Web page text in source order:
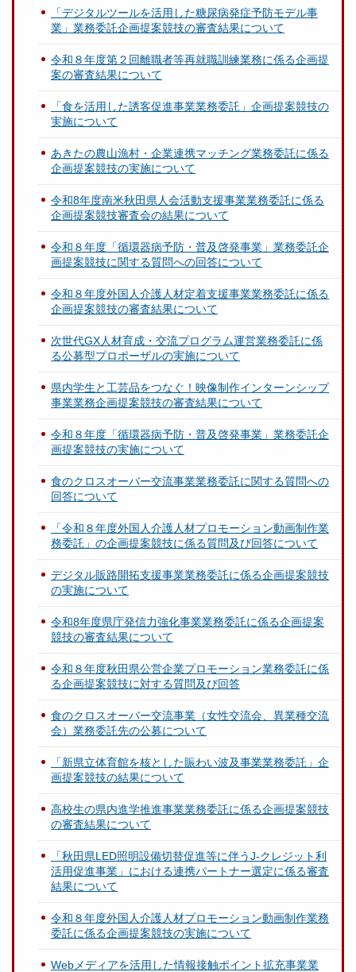
「デジタルツールを活用した糖尿病発症予防モデル事
業」業務委託企画提案競技の審査結果について
令和８年度第２回離職者等再就職訓練業務に係る企画提
案の審査結果について
「食を活用した誘客促進事業業務委託」企画提案競技の
実施について
あきたの農山漁村・企業連携マッチング業務委託に係る
企画提案競技の実施について
令和8年度南米秋田県人会活動支援事業業務委託に係る
企画提案競技審査会の結果について
令和８年度「循環器病予防・普及啓発事業」業務委託企
画提案競技に関する質問への回答について
令和８年度外国人介護人材定着支援事業業務委託に係る
企画提案競技の審査結果について
次世代GX人材育成・交流プログラム運営業務委託に係
る公募型プロポーザルの実施について
県内学生と工芸品をつなぐ！映像制作インターンシップ
事業業務企画提案競技の審査結果について
令和８年度「循環器病予防・普及啓発事業」業務委託企
画提案競技の実施について
食のクロスオーバー交流事業業務委託に関する質問への
回答について
「令和８年度外国人介護人材プロモーション動画制作業
務委託」の企画提案競技に係る質問及び回答について
デジタル販路開拓支援事業業務委託に係る企画提案競技
の実施について
令和8年度県庁発信力強化事業業務委託に係る企画提案
競技の審査結果について
令和８年度秋田県公営企業プロモーション業務委託に係
る企画提案競技に対する質問及び回答
食のクロスオーバー交流事業（女性交流会、異業種交流
会）業務委託先の公募について
「新県立体育館を核とした賑わい波及事業業務委託」企
画提案競技の結果について
高校生の県内進学推進事業業務委託に係る企画提案競技
の審査結果について
「秋田県LED照明設備切替促進等に伴うJ-クレジット利
活用促進事業」における連携パートナー選定に係る審査
結果について
令和８年度外国人介護人材プロモーション動画制作業務
委託に係る企画提案競技の実施について
Webメディアを活用した情報接触ポイント拡充事業業